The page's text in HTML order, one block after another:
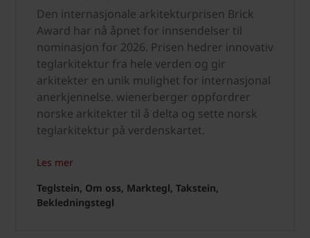
Den internasjonale arkitekturprisen Brick
Award har nå åpnet for innsendelser til
nominasjon for 2026. Prisen hedrer innovativ
teglarkitektur fra hele verden og gir
arkitekter en unik mulighet for internasjonal
anerkjennelse. wienerberger oppfordrer
norske arkitekter til å delta og sette norsk
teglarkitektur på verdenskartet.
Les mer
Teglstein, Om oss, Marktegl, Takstein,
Bekledningstegl